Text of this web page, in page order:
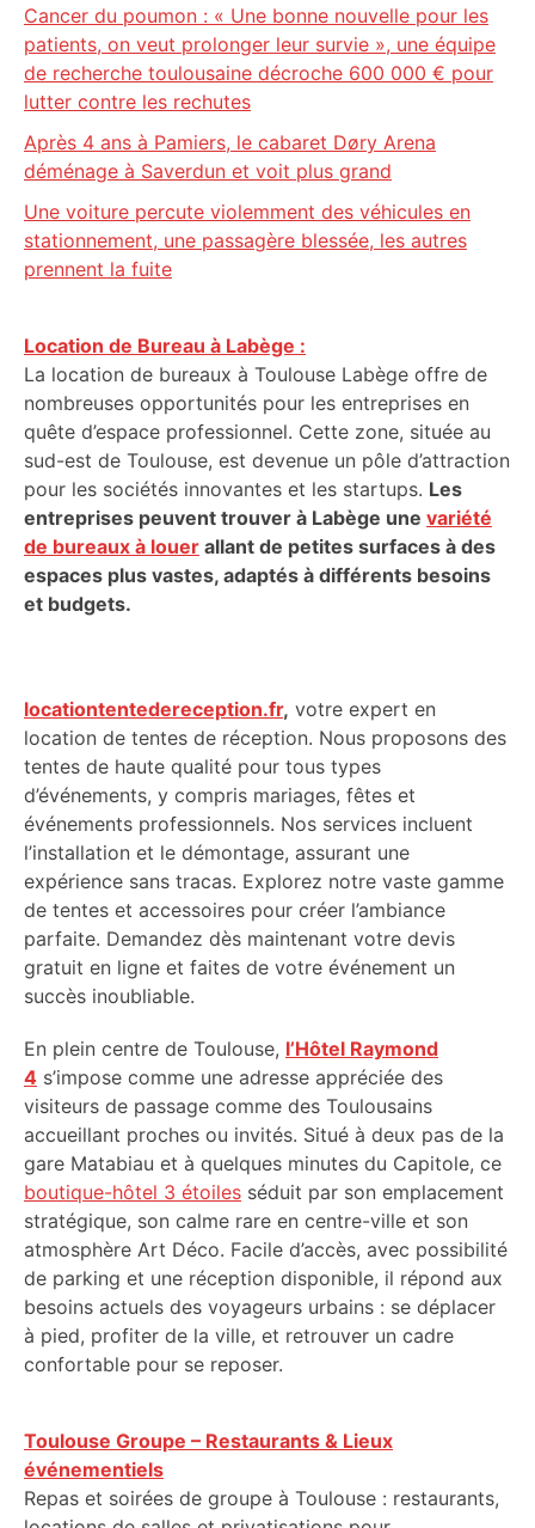
Cancer du poumon : « Une bonne nouvelle pour les
patients, on veut prolonger leur survie », une équipe
de recherche toulousaine décroche 600 000 € pour
lutter contre les rechutes
Après 4 ans à Pamiers, le cabaret Døry Arena
déménage à Saverdun et voit plus grand
Une voiture percute violemment des véhicules en
stationnement, une passagère blessée, les autres
prennent la fuite
Location de Bureau à Labège :
La location de bureaux à Toulouse Labège offre de
nombreuses opportunités pour les entreprises en
quête d’espace professionnel. Cette zone, située au
sud-est de Toulouse, est devenue un pôle d’attraction
pour les sociétés innovantes et les startups. Les
entreprises peuvent trouver à Labège une variété
de bureaux à louer allant de petites surfaces à des
espaces plus vastes, adaptés à différents besoins
et budgets.
locationtentedereception.fr, votre expert en
location de tentes de réception. Nous proposons des
tentes de haute qualité pour tous types
d’événements, y compris mariages, fêtes et
événements professionnels. Nos services incluent
l’installation et le démontage, assurant une
expérience sans tracas. Explorez notre vaste gamme
de tentes et accessoires pour créer l’ambiance
parfaite. Demandez dès maintenant votre devis
gratuit en ligne et faites de votre événement un
succès inoubliable.
En plein centre de Toulouse, l’Hôtel Raymond
4 s’impose comme une adresse appréciée des
visiteurs de passage comme des Toulousains
accueillant proches ou invités. Situé à deux pas de la
gare Matabiau et à quelques minutes du Capitole, ce
boutique-hôtel 3 étoiles séduit par son emplacement
stratégique, son calme rare en centre-ville et son
atmosphère Art Déco. Facile d’accès, avec possibilité
de parking et une réception disponible, il répond aux
besoins actuels des voyageurs urbains : se déplacer
à pied, profiter de la ville, et retrouver un cadre
confortable pour se reposer.
Toulouse Groupe – Restaurants & Lieux
événementiels
Repas et soirées de groupe à Toulouse : restaurants,